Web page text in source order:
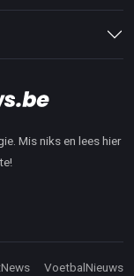
Mis niks en lees hier
VoetbalNieuws